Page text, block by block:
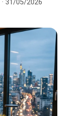
· 31/05/2026